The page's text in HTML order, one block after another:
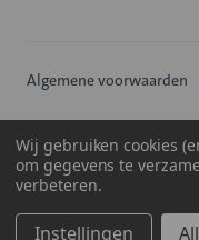
Algemene voorwaarden
Cookiebeleid
Wij gebruiken cookies
om gegevens te
verbeteren.
Instellingen